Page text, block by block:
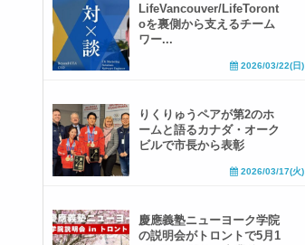
LifeVancouver/LifeToront
oを裏側から支えるチーム
ワー...
2026/03/22(日)
りくりゅうペアが第2のホ
ームと語るカナダ・オーク
ビルで市長から表彰
2026/03/17(火)
慶應義塾ニューヨーク学院
の説明会がトロントで5月1